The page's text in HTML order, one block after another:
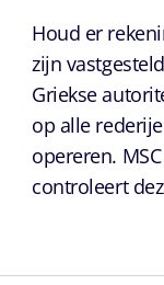
Houd er
zijn
Griekse
op alle
opereren.
controleert